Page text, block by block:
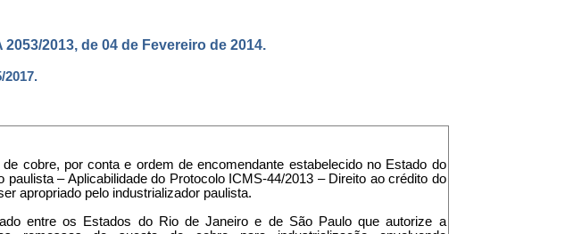
2013, de 04 de Fevereiro de 2014.
2017.
cobre, por conta e ordem de encomendante estabelecido no Estado do
– Aplicabilidade do Protocolo ICMS-44/2013 – Direito ao crédito do
apropriado pelo industrializador paulista.
entre os Estados do Rio de Janeiro e de São Paulo que autorize a